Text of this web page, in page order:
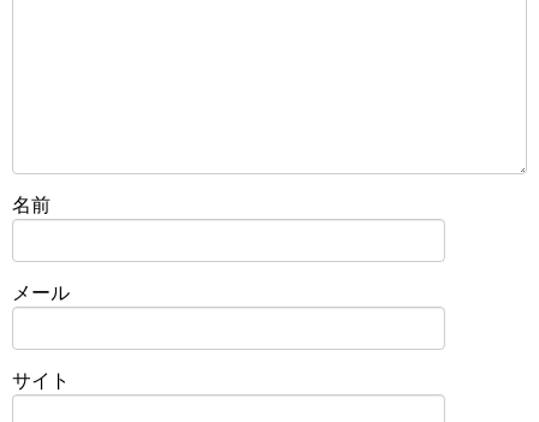
名前
メール
サイト